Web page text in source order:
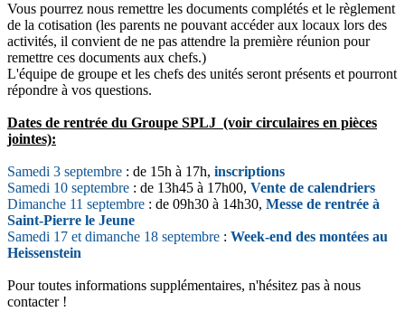
Vous pourrez nous remettre les documents complétés et le règlement
de la cotisation (les parents ne pouvant accéder aux locaux lors des
activités, il convient de ne pas attendre la première réunion pour
remettre ces documents aux chefs.)
L'équipe de groupe et les chefs des unités seront présents et pourront
répondre à vos questions.
Dates de rentrée du Groupe SPLJ (voir circulaires en pièces
jointes):
Samedi 3 septembre : de 15h à 17h, inscriptions
Samedi 10 septembre : de 13h45 à 17h00, Vente de calendriers
Dimanche 11 septembre : de 09h30 à 14h30, Messe de rentrée à
Saint-Pierre le Jeune
Samedi 17 et dimanche 18 septembre : Week-end des montées au
Heissenstein
Pour toutes informations supplémentaires, n'hésitez pas à nous
contacter !